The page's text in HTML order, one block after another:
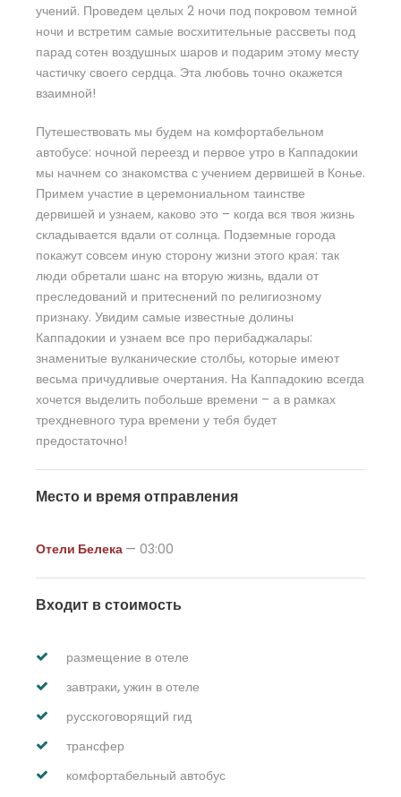
учений. Проведем целых 2 ночи под покровом темной
ночи и встретим самые восхитительные рассветы под
парад сотен воздушных шаров и подарим этому месту
частичку своего сердца. Эта любовь точно окажется
взаимной!
Путешествовать мы будем на комфортабельном
автобусе: ночной переезд и первое утро в Каппадокии
мы начнем со знакомства с учением дервишей в Конье.
Примем участие в церемониальном таинстве
дервишей и узнаем, каково это – когда вся твоя жизнь
складывается вдали от солнца. Подземные города
покажут совсем иную сторону жизни этого края: так
люди обретали шанс на вторую жизнь, вдали от
преследований и притеснений по религиозному
признаку. Увидим самые известные долины
Каппадокии и узнаем все про перибаджалары:
знаменитые вулканические столбы, которые имеют
весьма причудливые очертания. На Каппадокию всегда
хочется выделить побольше времени – а в рамках
трехдневного тура времени у тебя будет
предостаточно!
Место и время отправления
Отели Белека — 03:00
Входит в стоимость
размещение в отеле
завтраки, ужин в отеле
русскоговорящий гид
трансфер
комфортабельный автобус